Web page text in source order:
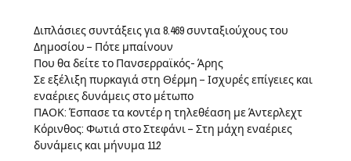
Διπλάσιες συντάξεις για 8.469 συνταξιούχους του
Δημοσίου – Πότε μπαίνουν
Που θα δείτε το Πανσερραϊκός- Άρης
Σε εξέλιξη πυρκαγιά στη Θέρμη – Ισχυρές επίγειες και
εναέριες δυνάμεις στο μέτωπο
ΠΑΟΚ: Έσπασε τα κοντέρ η τηλεθέαση με Άντερλεχτ
Κόρινθος: Φωτιά στο Στεφάνι – Στη μάχη εναέριες
δυνάμεις και μήνυμα 112